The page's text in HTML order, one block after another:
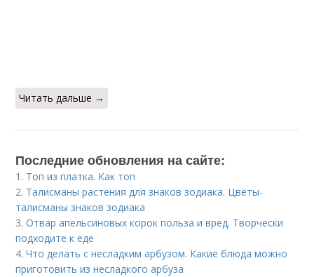
Читать дальше →
Последние обновления на сайте:
1. Топ из платка. Как топ
2. Талисманы растения для знаков зодиака. Цветы-
талисманы знаков зодиака
3.Отвар апельсиновых корок польза и вред. Творчески
подходите к еде
4.Что делать с несладким арбузом. Какие блюда можно
приготовить из несладкого арбуза